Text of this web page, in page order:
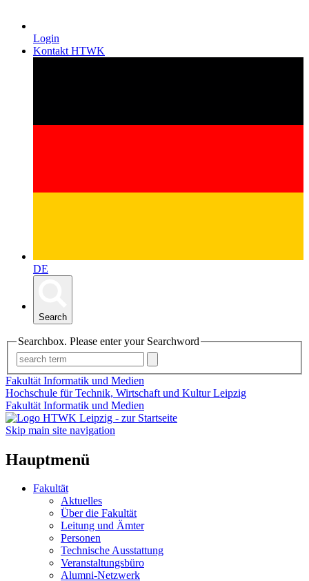
Login
Kontakt HTWK
DE
Search
Searchbox. Please enter your Searchword
Fakultät Informatik und Medien
Hochschule für Technik, Wirtschaft und Kultur Leipzig
Fakultät Informatik und Medien
Skip main site navigation
Hauptmenü
Fakultät
Aktuelles
Über die Fakultät
Leitung und Ämter
Personen
Technische Ausstattung
Veranstaltungsbüro
Alumni-Netzwerk